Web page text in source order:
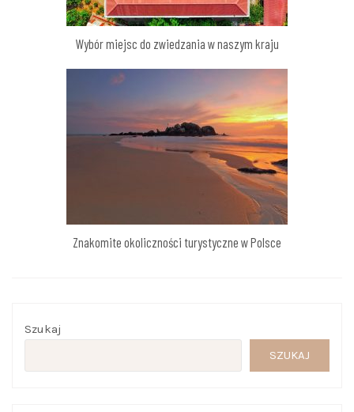
Wybór miejsc do zwiedzania w naszym kraju
Znakomite okoliczności turystyczne w Polsce
Szukaj
SZUKAJ